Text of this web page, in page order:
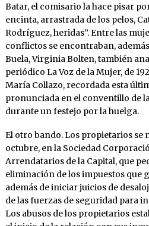
Batar, el comisario la hace pisar
encinta, arrastrada de los pelos,
Rodríguez, heridas”. Entre las
conflictos se encontraban,
Buela, Virginia Bolten, también
periódico La Voz de la Mujer, de
María Collazo, recordada esta
pronunciada en el conventillo de
durante un festejo por la huelga.
El otro bando. Los propietarios se
octubre, en la Sociedad
Arrendatarios de la Capital, que
eliminación de los impuestos que
además de iniciar juicios de
de las fuerzas de seguridad para
Los abusos de los propietarios